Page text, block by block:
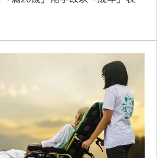
未成年子女適用條件。